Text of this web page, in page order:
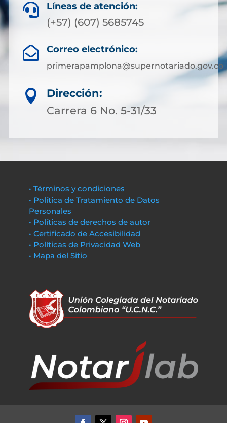
 Líneas de atención:
(+57) (607) 5685745
 Correo electrónico:
primerapamplona@supernotariado.gov.co

Dirección:
Carrera 6 No. 5-31/33
• Términos y condiciones
• Política de Tratamiento de Datos
Personales
• Políticas de derechos de autor
• Certificado de Accesibilidad
• Políticas de Privacidad Web
• Mapa del Sitio